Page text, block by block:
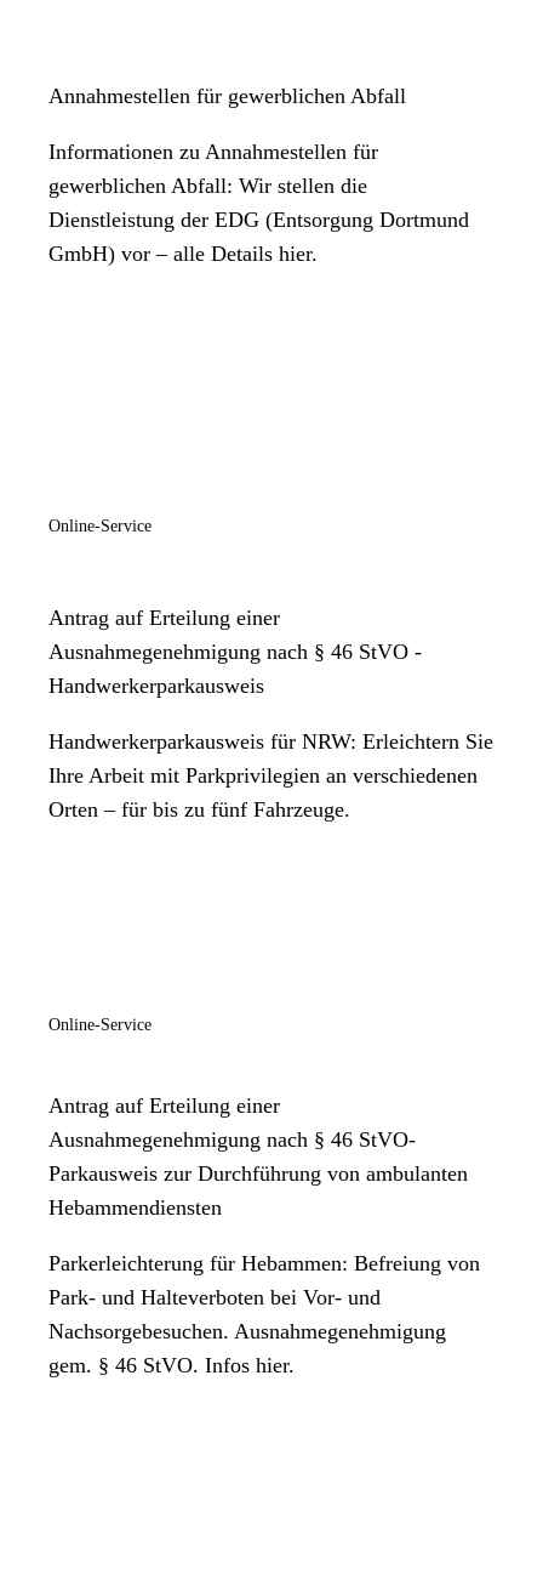
Annahmestellen für gewerblichen Abfall
Informationen zu Annahmestellen für
gewerblichen Abfall: Wir stellen die
Dienstleistung der EDG (Entsorgung Dortmund
GmbH) vor – alle Details hier.
Online-Service
Antrag auf Erteilung einer
Ausnahmegenehmigung nach § 46 StVO -
Handwerkerparkausweis
Handwerkerparkausweis für NRW: Erleichtern Sie
Ihre Arbeit mit Parkprivilegien an verschiedenen
Orten – für bis zu fünf Fahrzeuge.
Online-Service
Antrag auf Erteilung einer
Ausnahmegenehmigung nach § 46 StVO-
Parkausweis zur Durchführung von ambulanten
Hebammendiensten
Parkerleichterung für Hebammen: Befreiung von
Park- und Halteverboten bei Vor- und
Nachsorgebesuchen. Ausnahmegenehmigung
gem. § 46 StVO. Infos hier.